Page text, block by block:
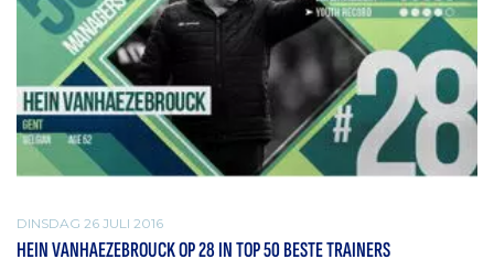
DINSDAG 26 JULI 2016
HEIN VANHAEZEBROUCK OP 28 IN TOP 50 BESTE TRAINERS